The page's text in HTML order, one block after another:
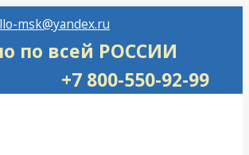
msk@yandex.ru
по всей РОССИИ
+7 800-550-92-99